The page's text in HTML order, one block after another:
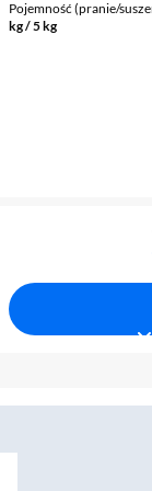
Pojemność (pranie/
kg / 5 kg